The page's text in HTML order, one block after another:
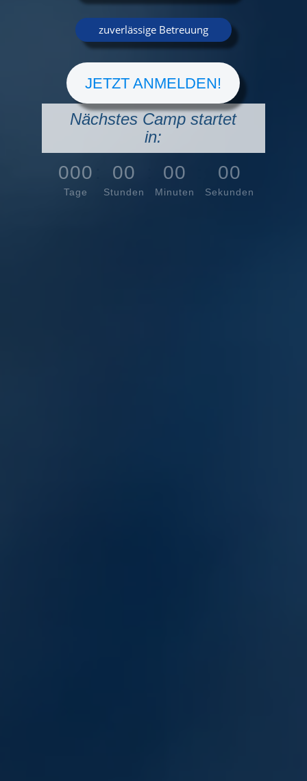
Nächstes Camp startet
in:
000 00 00 00
zuverlässige Betreuung
JETZT ANMELDEN!